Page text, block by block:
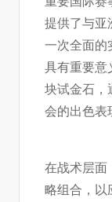
提供了与亚
一次全面的
具有重要意
块试金石，
会的出色表
在战术层面
略组合，以